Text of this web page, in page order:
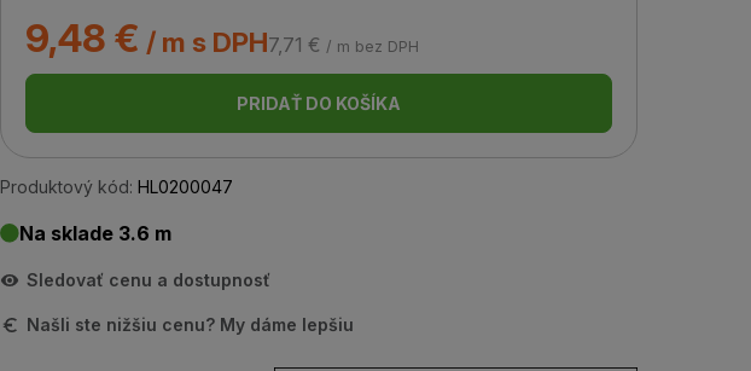
9,48 € / m s DPH7,71 € / m bez DPH
PRIDAŤ DO KOŠÍKA
Produktový kód: HL0200047
Na sklade 3.6 m
Sledovať cenu a dostupnosť
Našli ste nižšiu cenu? My dáme lepšiu